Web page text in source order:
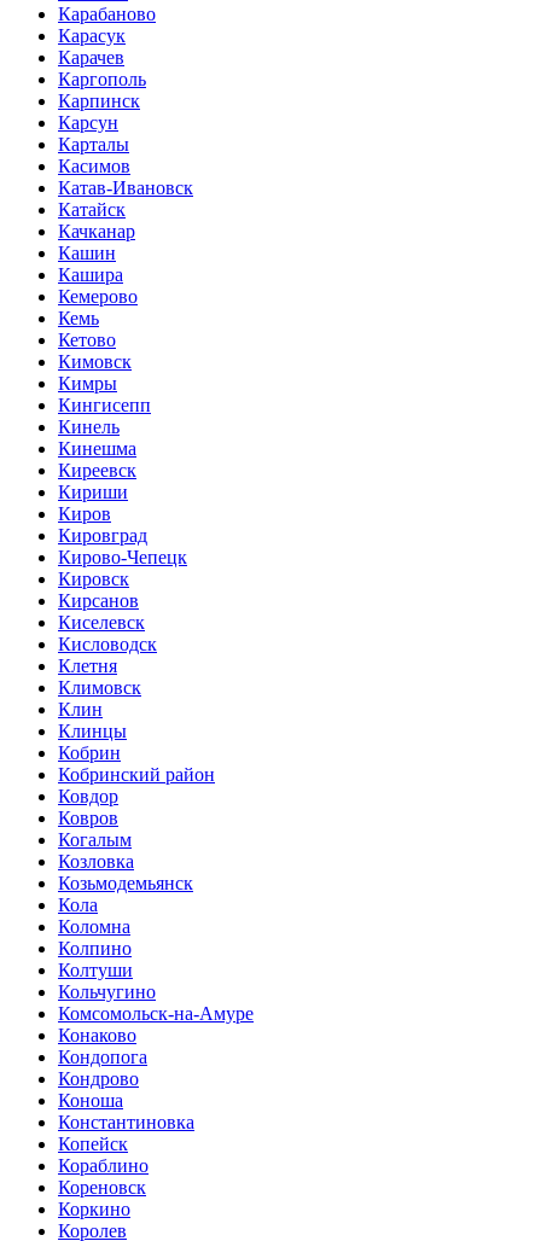
Карабаново
Карасук
Карачев
Каргополь
Карпинск
Карсун
Карталы
Касимов
Катав-Ивановск
Катайск
Качканар
Кашин
Кашира
Кемерово
Кемь
Кетово
Кимовск
Кимры
Кингисепп
Кинель
Кинешма
Киреевск
Кириши
Киров
Кировград
Кирово-Чепецк
Кировск
Кирсанов
Киселевск
Кисловодск
Клетня
Климовск
Клин
Клинцы
Кобрин
Кобринский район
Ковдор
Ковров
Когалым
Козловка
Козьмодемьянск
Кола
Коломна
Колпино
Колтуши
Кольчугино
Комсомольск-на-Амуре
Конаково
Кондопога
Кондрово
Коноша
Константиновка
Копейск
Кораблино
Кореновск
Коркино
Королев